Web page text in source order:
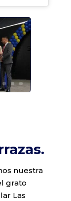
nuestra
grato
Las